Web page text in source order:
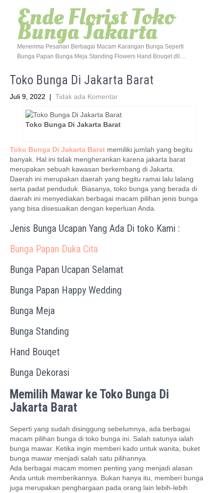
Ende Florist Toko
Bunga Jakarta
Menerima Pesanan Berbagai Macam Karangan Bunga Seperti
Bunga Papan Bunga Meja Standing Flowers Hand Bouqet dll…
Toko Bunga Di Jakarta Barat
Juli 9, 2022 | Tidak ada Komentar
Toko Bunga Di Jakarta Barat
Toko Bunga Di Jakarta Barat memiliki jumlah yang begitu
banyak. Hal ini tidak mengherankan karena jakarta barat
merupakan sebuah kawasan berkembang di Jakarta.
Daerah ini merupakan daerah yang begitu ramai lalu lalang
serta padat penduduk. Biasanya, toko bunga yang berada di
daerah ini menyediakan berbagai macam pilihan jenis bunga
yang bisa disesuaikan dengan keperluan Anda.
Jenis Bunga Ucapan Yang Ada Di toko Kami :
Bunga Papan Duka Cita
Bunga Papan Ucapan Selamat
Bunga Papan Happy Wedding
Bunga Meja
Bunga Standing
Hand Bouqet
Bunga Dekorasi
Memilih Mawar ke Toko Bunga Di
Jakarta Barat
Seperti yang sudah disinggung sebelumnya, ada berbagai
macam pilihan bunga di toko bunga ini. Salah satunya ialah
bunga mawar. Ketika ingin memberi kado untuk wanita, buket
bunga mawar menjadi salah satu pilihannya.
Ada berbagai macam momen penting yang menjadi alasan
Anda untuk memberikannya. Bukan hanya itu, memberi bunga
juga merupakan penghargaan pada orang lain lebih-lebih